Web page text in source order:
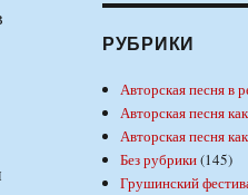
РУБРИКИ
Авторская песня в
Авторская песня
Авторская песня
Без рубрики(145)
Грушинский